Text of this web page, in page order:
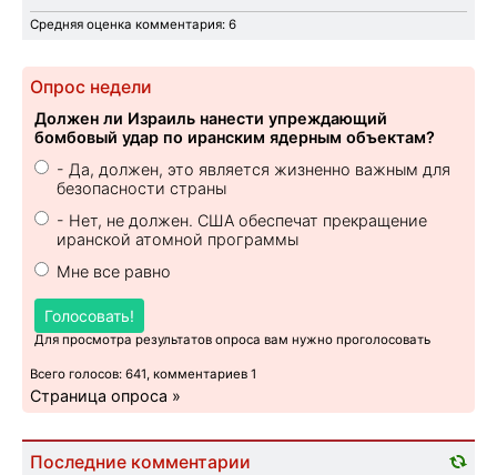
Средняя оценка комментария: 6
Опрос недели
Должен ли Израиль нанести упреждающий
бомбовый удар по иранским ядерным объектам?
- Да, должен, это является жизненно важным для
безопасности страны
- Нет, не должен. США обеспечат прекращение
иранской атомной программы
Мне все равно
Голосовать!
Для просмотра результатов опроса вам нужно проголосовать
Всего голосов: 641, комментариев 1
Страница опроса »
Последние комментарии